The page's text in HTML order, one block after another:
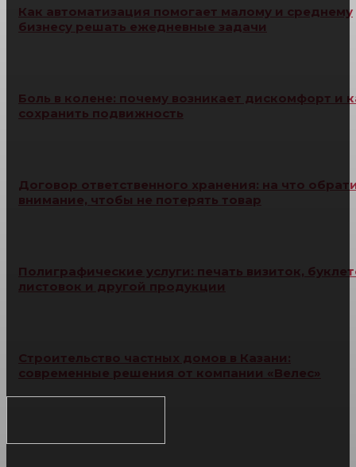
Как автоматизация помогает малому и среднему
бизнесу решать ежедневные задачи
Боль в колене: почему возникает дискомфорт и
сохранить подвижность
Договор ответственного хранения: на что
внимание, чтобы не потерять товар
Полиграфические услуги: печать визиток,
листовок и другой продукции
Строительство частных домов в Казани:
современные решения от компании «Велес»